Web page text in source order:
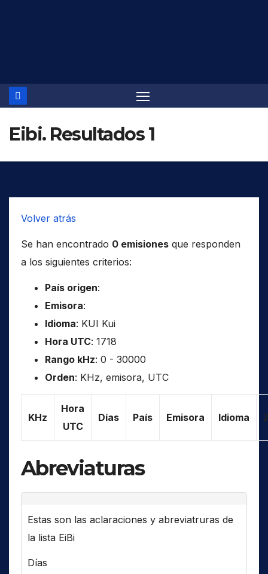
Eibi. Resultados 1
Volver atrás
Se han encontrado 0 emisiones que responden
a los siguientes criterios:
País origen:
Emisora:
Idioma: KUI Kui
Hora UTC: 1718
Rango kHz: 0 - 30000
Orden: KHz, emisora, UTC
KHz
Hora
UTC
Días País Emisora Idioma
Abreviaturas
Estas son las aclaraciones y abreviatruras de
la lista EiBi
Días